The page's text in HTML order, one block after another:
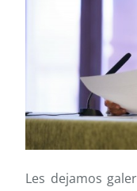
Les dejamos